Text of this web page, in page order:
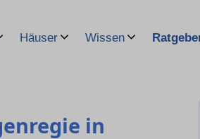
Häuser Wissen
in